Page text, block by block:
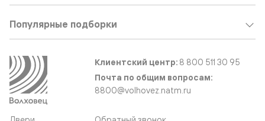
Популярные подборки
Клиентский центр: 8 800 511 30 95
Почта по общим вопросам:
8800@volhovez.natm.ru